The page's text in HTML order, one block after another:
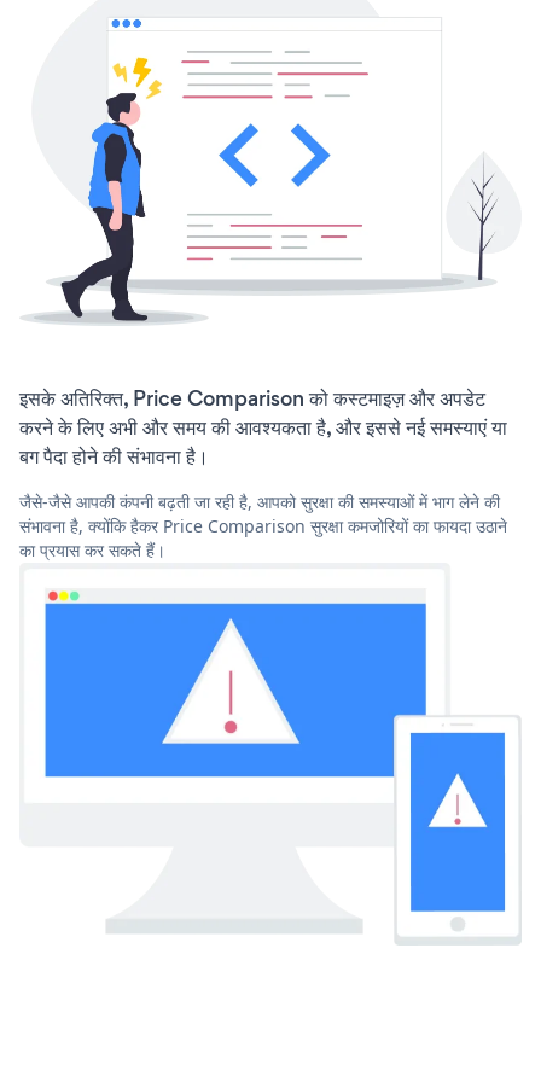
इसके अतिरिक्त, Price Comparison को कस्टमाइज़ और अपडेट
करने के लिए अभी और समय की आवश्यकता है, और इससे नई समस्याएं या
बग पैदा होने की संभावना है।
जैसे-जैसे आपकी कंपनी बढ़ती जा रही है, आपको सुरक्षा की समस्याओं में भाग लेने की
संभावना है, क्योंकि हैकर Price Comparison सुरक्षा कमजोरियों का फायदा उठाने
का प्रयास कर सकते हैं।